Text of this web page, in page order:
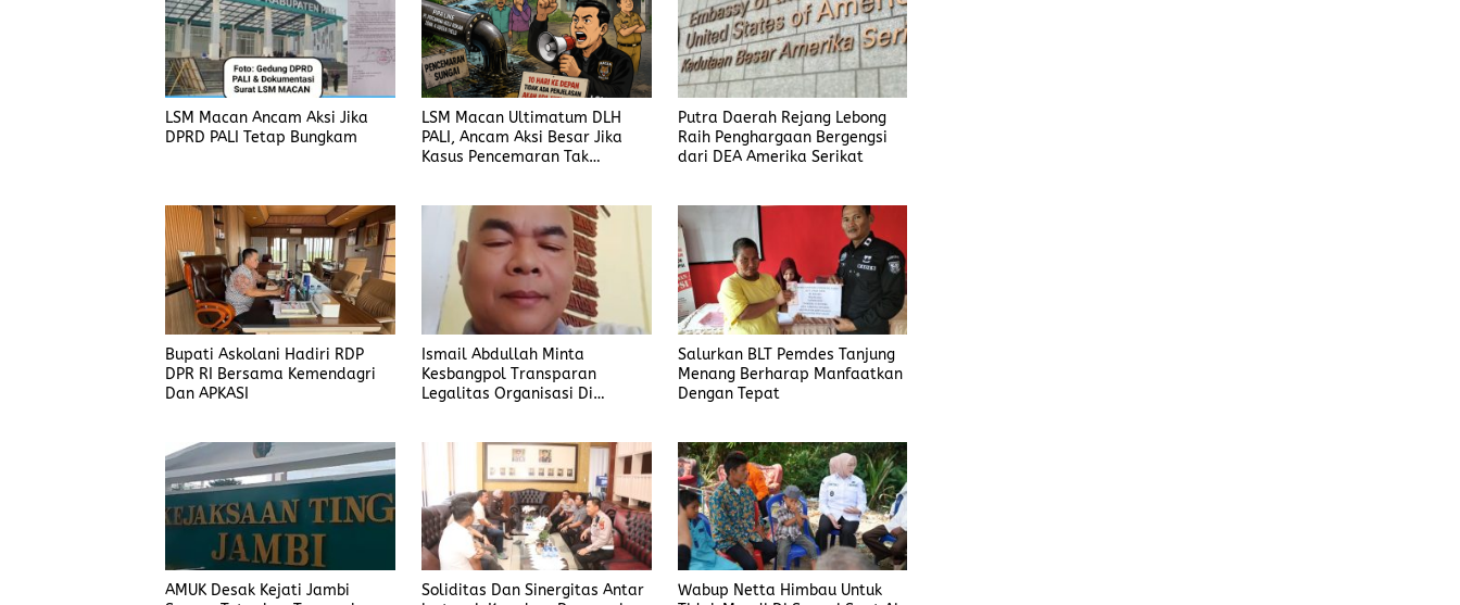
LSM Macan Ancam Aksi Jika
DPRD PALI Tetap Bungkam
LSM Macan Ultimatum DLH
PALI, Ancam Aksi Besar Jika
Kasus Pencemaran Tak
Putra Daerah Rejang Lebong
Raih Penghargaan Bergengsi
dari DEA Amerika Serikat
Bupati Askolani Hadiri RDP
DPR RI Bersama Kemendagri
Dan APKASI
Ismail Abdullah Minta
Kesbangpol Transparan
Legalitas Organisasi Di
Salurkan BLT Pemdes Tanjung
Menang Berharap Manfaatkan
Dengan Tepat
AMUK Desak Kejati Jambi
Soliditas Dan Sinergitas Antar
Wabup Netta Himbau Untuk